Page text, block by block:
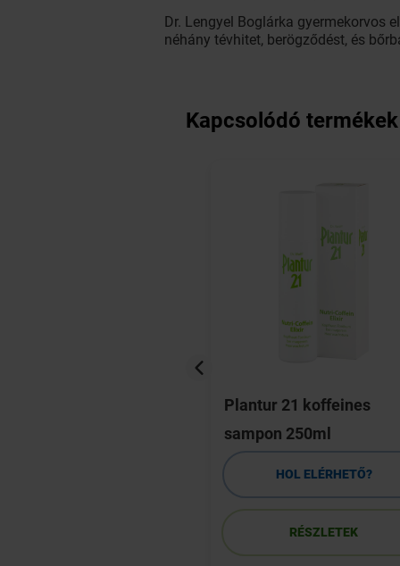
Dr. Lengyel Boglárka gyermekorvos
néhány tévhitet, berögződést, és
Kapcsolódó termékek
Plantur 21 koffeines
sampon 250ml
HOL ELÉRHETŐ?
RÉSZLETEK